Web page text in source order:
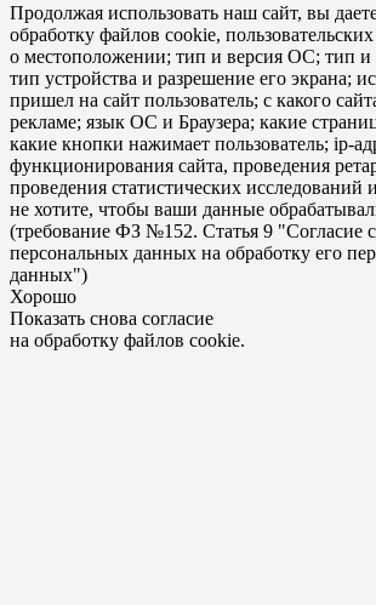
Продолжая использовать наш сайт, вы
обработку файлов cookie,
о местоположении; тип и версия ОС; тип и
тип устройства и разрешение его экрана;
пришел на сайт пользователь; с какого
рекламе; язык ОС и Браузера; какие
какие кнопки нажимает пользователь; ip-
функционирования сайта, проведения
проведения статистических исследований
не хотите, чтобы ваши данные
(требование ФЗ №152. Статья 9 "Согласие
персональных данных на обработку его
данных")
Хорошо
Показать снова согласие
на обработку файлов cookie.